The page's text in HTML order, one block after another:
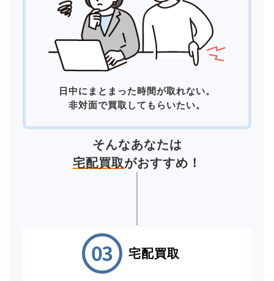
日中にまとまった時間が取れない。
非対面で買取してもらいたい。
そんなあなたは
宅配買取がおすすめ！
宅配買取